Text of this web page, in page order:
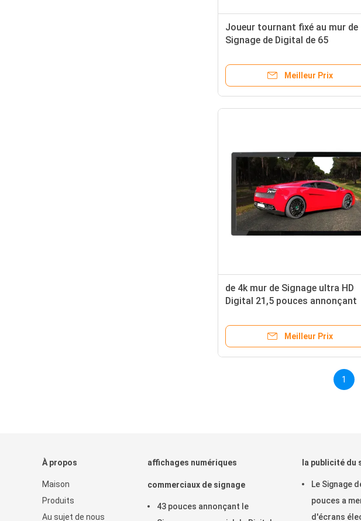
Joueur tournant fixé au mur de
Signage de Digital de 65
système d'Android
Meilleur Prix
de 4k mur de Signage ultra HD
Digital 21,5 pouces annonçant
Meilleur Prix
1
À propos
Maison
Produits
Au sujet de nous
affichages numériques
commerciaux de signage
43 pouces annonçant le
la publicité du
Le Signage
pouces a
d'écrans